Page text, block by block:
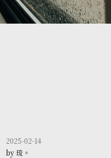
2025-02-14
by 琉。